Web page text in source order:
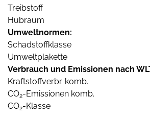
Treibstoff
Hubraum
Umweltnormen:
Schadstoffklasse
Umweltplakette
Verbrauch und Emissionen nach
Kraftstoffverbr. komb.
CO2-Emissionen komb.
CO2-Klasse